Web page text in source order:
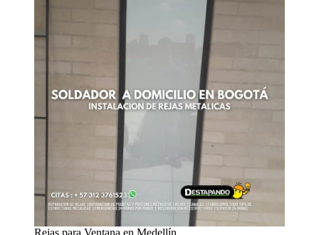
Rejas para Ventana en Medellín